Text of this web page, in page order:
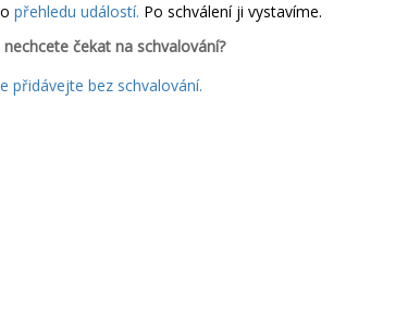
přehledu událostí. Po schválení ji vystavíme.
čekat na schvalování?
přidávejte bez schvalování.